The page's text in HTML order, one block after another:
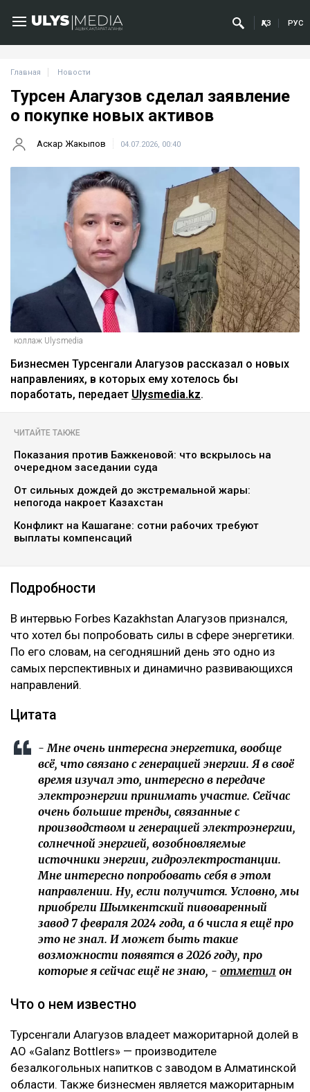
ҚАЗ РУС
Главная Новости
Турсен Алагузов сделал заявление
о покупке новых активов
Аскар Жакыпов 04.07.2026, 00:40
коллаж Ulysmedia
Бизнесмен Турсенгали Алагузов рассказал о новых
направлениях, в которых ему хотелось бы
поработать, передает Ulysmedia.kz.
ЧИТАЙТЕ ТАКЖЕ
Показания против Бажкеновой: что вскрылось на
очередном заседании суда
От сильных дождей до экстремальной жары:
непогода накроет Казахстан
Конфликт на Кашагане: сотни рабочих требуют
выплаты компенсаций
Подробности
В интервью Forbes Kazakhstan Алагузов признался,
что хотел бы попробовать силы в сфере энергетики.
По его словам, на сегодняшний день это одно из
самых перспективных и динамично развивающихся
направлений.
Цитата
- Мне очень интересна энергетика, вообще
всё, что связано с генерацией энергии. Я в своё
время изучал это, интересно в передаче
электроэнергии принимать участие. Сейчас
очень большие тренды, связанные с
производством и генерацией электроэнергии,
солнечной энергией, возобновляемые
источники энергии, гидроэлектростанции.
Мне интересно попробовать себя в этом
направлении. Ну, если получится. Условно, мы
приобрели Шымкентский пивоваренный
завод 7 февраля 2024 года, а 6 числа я ещё про
это не знал. И может быть такие
возможности появятся в 2026 году, про
которые я сейчас ещё не знаю, - отметил он
Что о нем известно
Турсенгали Алагузов владеет мажоритарной долей в
АО «Galanz Bottlers» — производителе
безалкогольных напитков с заводом в Алматинской
области. Также бизнесмен является мажоритарным